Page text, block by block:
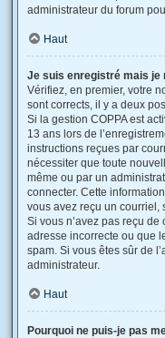
administrateur du forum
Haut
Je suis enregistré mais je
Vérifiez, en premier, votre
sont corrects, il y a deux
Si la gestion COPPA est
13 ans lors de
instructions reçues par
nécessiter que toute
même ou par un
connecter. Cette
vous avez reçu un courriel,
Si vous n’avez pas reçu
adresse incorrecte ou que
spam. Si vous êtes sûr de
administrateur.
Haut
Pourquoi ne puis-je pas